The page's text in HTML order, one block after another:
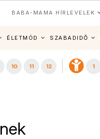
BABA-MAMA HÍRLEVELEK
ÉLETMÓD SZABADIDŐ
10 11 12 1